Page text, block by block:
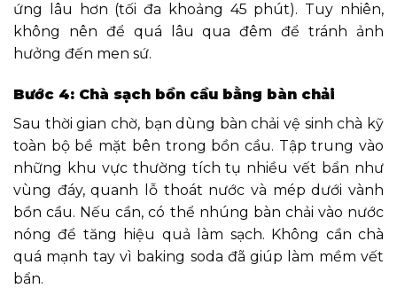
ứng lâu hơn (tối đa khoảng 45 phút). Tuy nhiên,
không nên để quá lâu qua đêm để tránh ảnh
hưởng đến men sứ.
Bước 4: Chà sạch bồn cầu bằng bàn chải
Sau thời gian chờ, bạn dùng bàn chải vệ sinh chà kỹ
toàn bộ bề mặt bên trong bồn cầu. Tập trung vào
những khu vực thường tích tụ nhiều vết bẩn như
vùng đáy, quanh lỗ thoát nước và mép dưới vành
bồn cầu. Nếu cần, có thể nhúng bàn chải vào nước
nóng để tăng hiệu quả làm sạch. Không cần chà
quá mạnh tay vì baking soda đã giúp làm mềm vết
bẩn.